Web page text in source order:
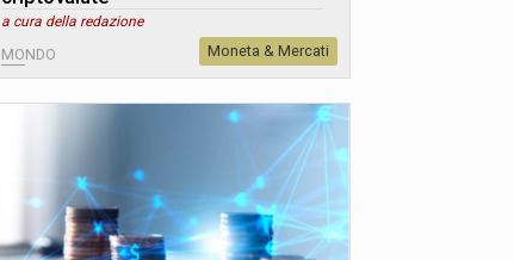
a cura della redazione
MONDO Moneta & Mercati